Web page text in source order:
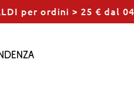
per ordini > 25 € dal